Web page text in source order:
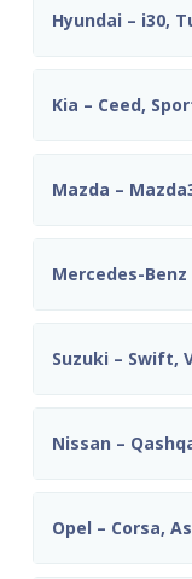
Hyundai – i30,
Kia – Ceed,
Mazda –
Mercedes-Benz
Suzuki – Swift,
Nissan –
Opel – Corsa,